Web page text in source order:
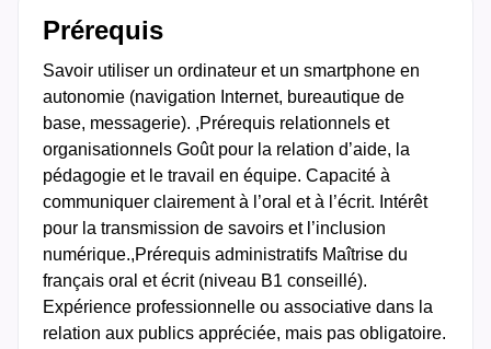
Prérequis
Savoir utiliser un ordinateur et un smartphone en
autonomie (navigation Internet, bureautique de
base, messagerie). ,Prérequis relationnels et
organisationnels Goût pour la relation d’aide, la
pédagogie et le travail en équipe. Capacité à
communiquer clairement à l’oral et à l’écrit. Intérêt
pour la transmission de savoirs et l’inclusion
numérique.,Prérequis administratifs Maîtrise du
français oral et écrit (niveau B1 conseillé).
Expérience professionnelle ou associative dans la
relation aux publics appréciée, mais pas obligatoire.